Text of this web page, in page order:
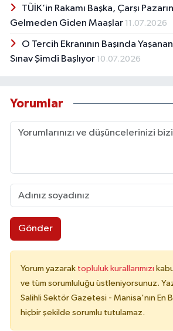
TÜİK’in Rakamı Başka, Çarşı
Gelmeden Giden Maaşlar 11.07.2026
O Tercih Ekranının Başında
Sınav Şimdi Başlıyor 10.07.2026
Yorumlar
Gönder
Yorum yazarak topluluk kurallarımızı
ve tüm sorumluluğu üstleniyorsunuz.
Salihli Sektör Gazetesi - Manisa'nın En
hiçbir şekilde sorumlu tutulamaz.